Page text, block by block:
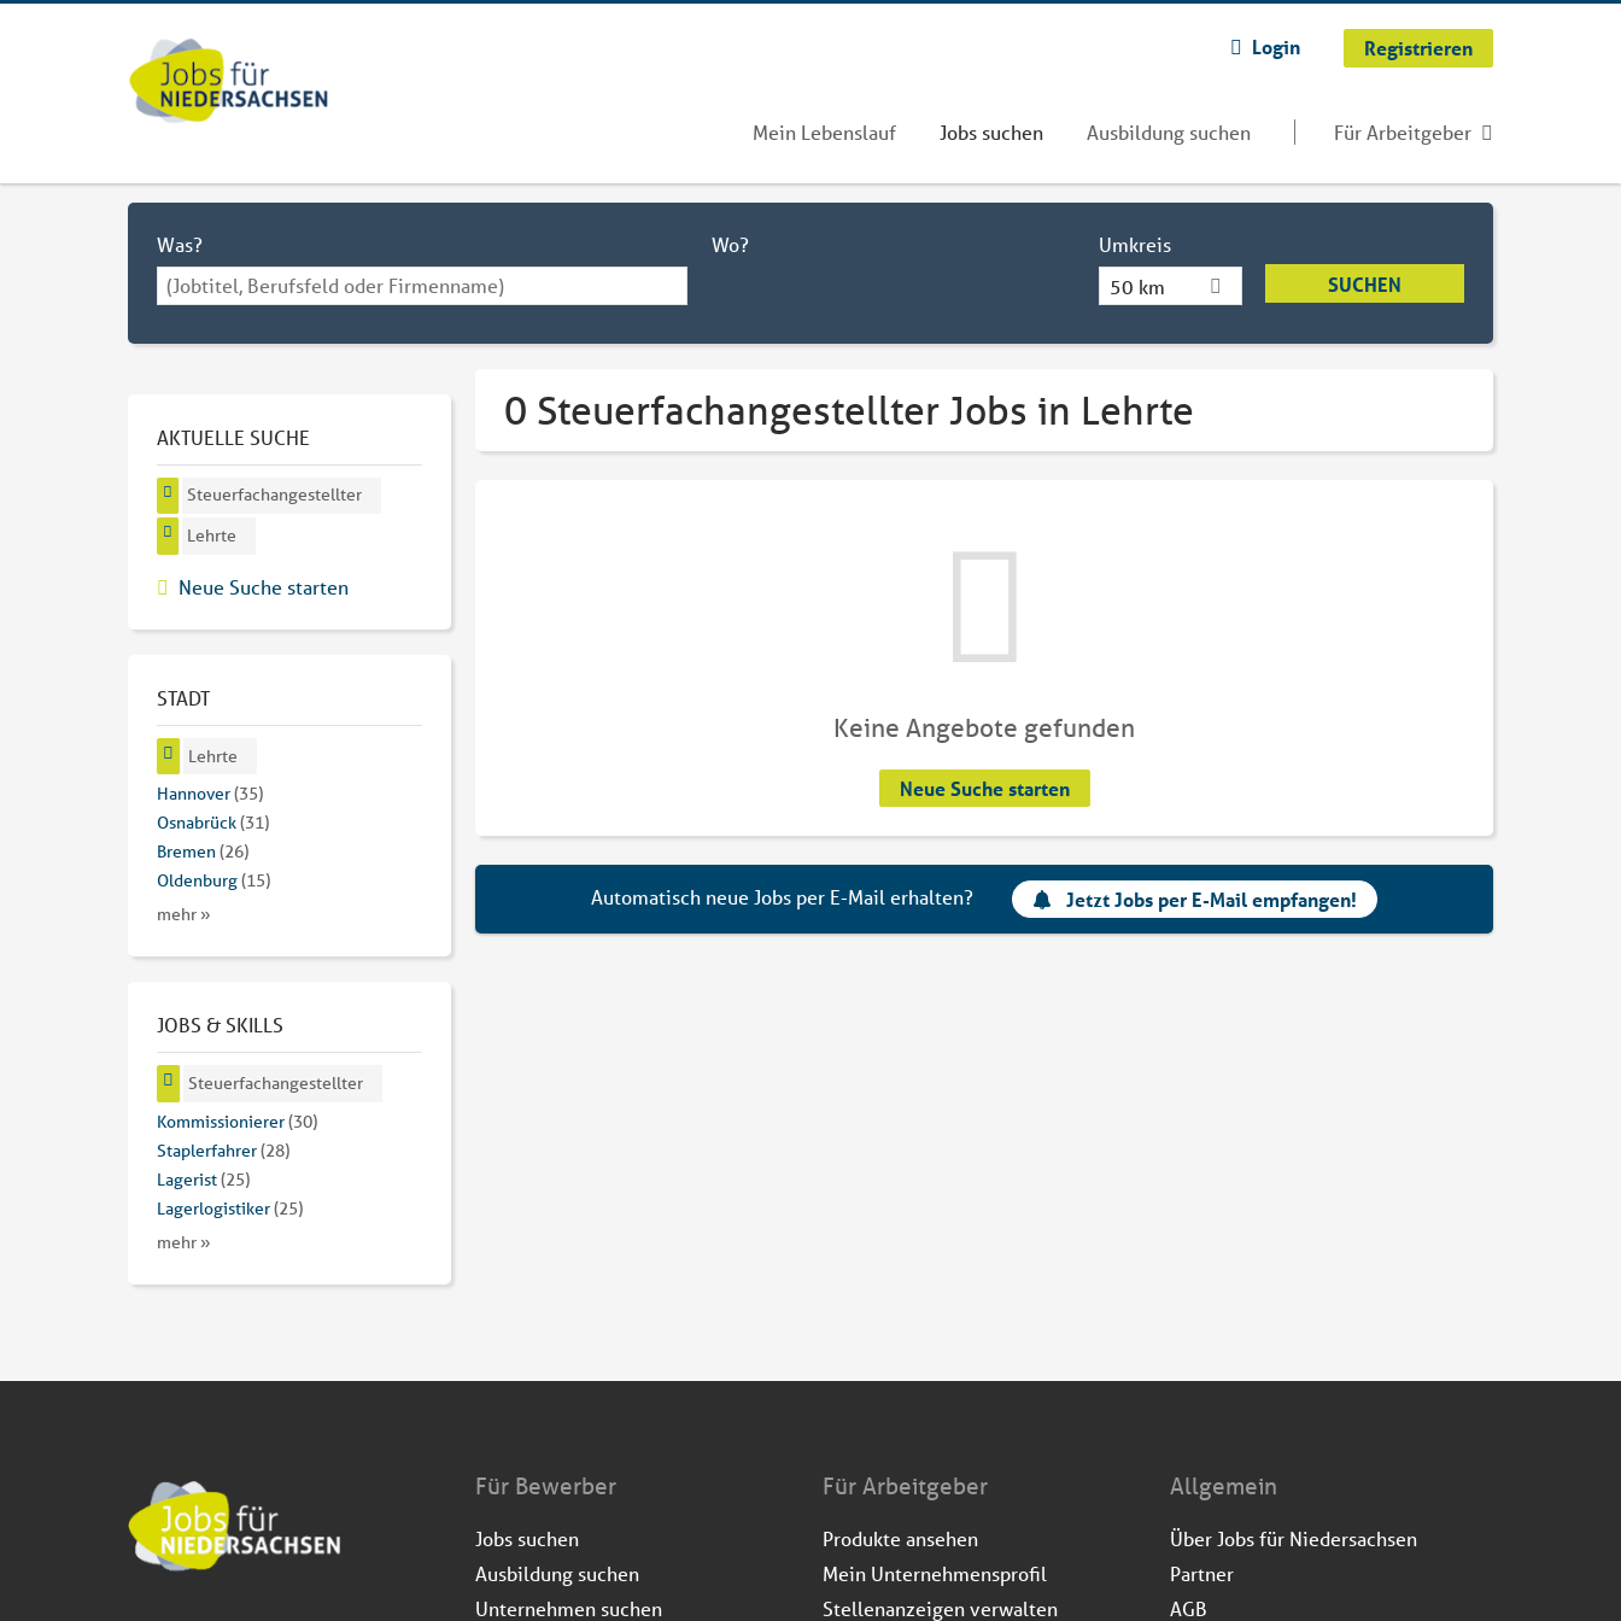
Login Registrieren
Mein Lebenslauf Jobs suchen Ausbildung suchen Für Arbeitgeber
Was? Wo?
Umkreis
50 km
0 Steuerfachangestellter Jobs in Lehrte
Keine Angebote gefunden
Neue Suche starten
Automatisch neue Jobs per E-Mail erhalten? Jetzt Jobs per E-Mail empfangen!
AKTUELLE SUCHE
Steuerfachangestellter
Lehrte
Neue Suche starten
STADT
Lehrte
Hannover(35)
Osnabrück(31)
Bremen(26)
Oldenburg(15)
mehr »
JOBS & SKILLS
Steuerfachangestellter
Kommissionierer(30)
Staplerfahrer(28)
Lagerist(25)
Lagerlogistiker(25)
mehr »
Für Bewerber
Jobs suchen
Ausbildung suchen
Unternehmen suchen
Für Arbeitgeber
Produkte ansehen
Mein Unternehmensprofil
Stellenanzeigen verwalten
Allgemein
Über Jobs für Niedersachsen
Partner
AGB